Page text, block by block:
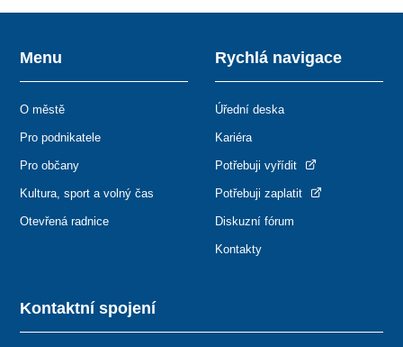
Kontaktní spojení
Menu
O městě
Pro podnikatele
Pro občany
Kultura, sport a volný čas
Otevřená radnice
Rychlá navigace
Úřední deska
Kariéra
Potřebuji vyřídit
Potřebuji zaplatit
Diskuzní fórum
Kontakty